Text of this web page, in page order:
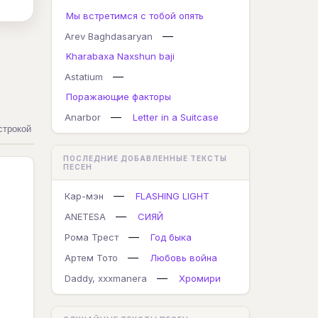
Мы встретимся с тобой опять
Arev Baghdasaryan
—
Kharabaxa Naxshun baji
Astatium
—
Поражающие факторы
Anarbor
— Letter in a Suitcase
ПОСЛЕДНИЕ ДОБАВЛЕННЫЕ ТЕКСТЫ
ПЕСЕН
Кар-мэн —
FLASHING LIGHT
ANETESA
—
СИЯЙ
Рома Трест
—
Год быка
Артем Тото
—
Любовь война
Daddy, xxxmanera
— Хромири